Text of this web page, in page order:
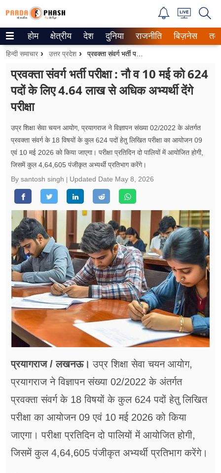
Trending on Google News
वेब स्टोरीज
उत्तर प्रदेश
गैलरी
वीडियो
रिलेशनशिप
जीवन मंत्रा
फूड
सेहत
ब्‍यूटी
जॉब्स
शिक्षा
अन्य खबरें
होम क्षेत्रीय देश दुनिया राजनीति बिज़नेस
हिन्दी समाचार उत्तर प्रदेश
प्रवक्ता संवर्ग भर्ती परीक्षा : नौ व 10 मई को 624
पदों के लिए 4.64 लाख से अधिक अभ्यर्थी देंगे
परीक्षा
उप्र शिक्षा सेवा चयन आयोग, प्रयागराज ने विज्ञापन संख्या 02/2022 के अंतर्गत
प्रवक्ता संवर्ग के 18 विषयों के कुल 624 पदों हेतु लिखित परीक्षा का आयोजन 09
एवं 10 मई 2026 को किया जाएगा। परीक्षा प्रतिदिन दो पालियों में आयोजित होगी,
जिसमें कुल 4,64,605 पंजीकृत अभ्यर्थी प्रतिभाग करेंगे।
By santosh singh
Updated Date May 8, 2026
प्रयागराज / लखनऊ। उप्र शिक्षा सेवा चयन आयोग,
प्रयागराज ने विज्ञापन संख्या 02/2022 के अंतर्गत
प्रवक्ता संवर्ग के 18 विषयों के कुल 624 पदों हेतु लिखित
परीक्षा का आयोजन 09 एवं 10 मई 2026 को किया
जाएगा। परीक्षा प्रतिदिन दो पालियों में आयोजित होगी,
जिसमें कुल 4,64,605 पंजीकृत अभ्यर्थी प्रतिभाग करेंगे।